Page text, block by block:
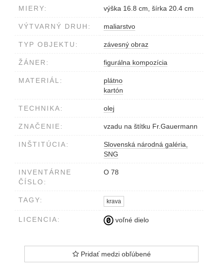
MIERY: výška 16.8 cm, šírka 20.4 cm
VÝTVARNÝ DRUH: maliarstvo
TYP OBJEKTU: závesný obraz
ŽÁNER: figurálna kompozícia
MATERIÁL:
plátno
kartón
TECHNIKA: olej
ZNAČENIE: vzadu na štítku Fr.Gauermann
INŠTITÚCIA:
Slovenská národná galéria,
SNG
INVENTÁRNE
ČÍSLO:
O 78
TAGY: krava
LICENCIA: voľné dielo
Pridať medzi obľúbené